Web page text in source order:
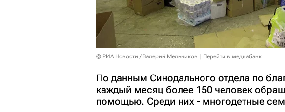
© РИА Новости / Валерий Мельников Перейти в медиабанк
По данным Синодального отдела по
каждый месяц более 150 человек
помощью. Среди них - многодетные